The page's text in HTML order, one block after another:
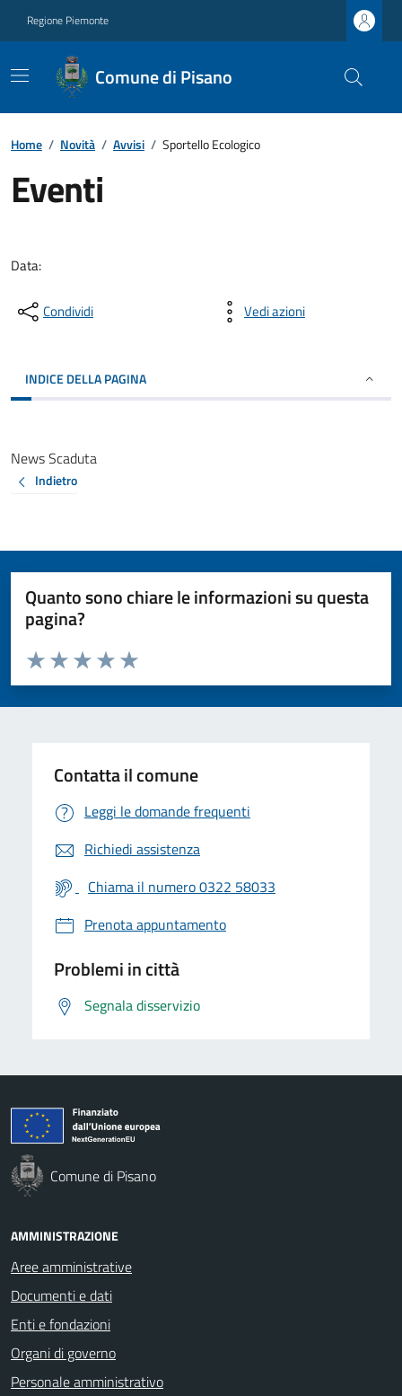
Regione Piemonte
Comune di Pisano
Home / Novità / Avvisi / Sportello Ecologico
Eventi
Data:
Condividi Vedi azioni
INDICE DELLA PAGINA
News Scaduta
Indietro
Quanto sono chiare le informazioni su questa
pagina?
Valuta da 1 a 5 stelle la pagina
Valuta 5 stelle su 5
Valuta 4 stelle su 5
Valuta 3 stelle su 5
Valuta 2 stelle su 5
Valuta 1 stelle su 5
Contatta il comune
Leggi le domande frequenti
Richiedi assistenza
Chiama il numero 0322 58033
Prenota appuntamento
Problemi in città
Segnala disservizio
Comune di Pisano
AMMINISTRAZIONE
Aree amministrative
Documenti e dati
Enti e fondazioni
Organi di governo
Personale amministrativo